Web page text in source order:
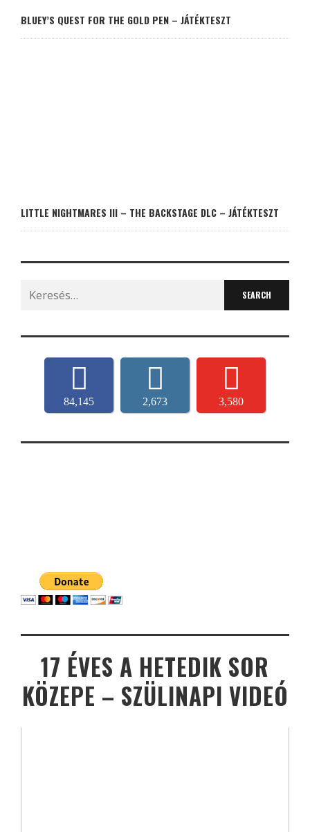
BLUEY’S QUEST FOR THE GOLD PEN – JÁTÉKTESZT
LITTLE NIGHTMARES III – THE BACKSTAGE DLC – JÁTÉKTESZT
Search
for:
84,145 2,673 3,580
17 ÉVES A HETEDIK SOR
KÖZEPE – SZÜLINAPI VIDEÓ